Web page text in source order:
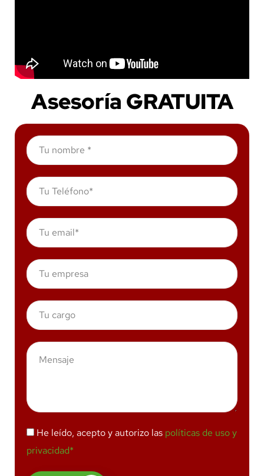
Asesoría GRATUITA
He leído, acepto y autorizo las políticas de uso y
privacidad*